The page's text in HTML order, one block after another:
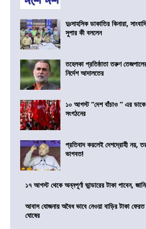
দুঃসাহসিক ডাকাতির কিনারা,
সুপার কী বললেন
তহেলকা প্রতিষ্ঠাতা তরুণ
নির্দেশ আদালতের
১০ আগস্ট “দেশ বাঁচাও ” এর ডাকে
সংগঠনের
প্রতিবাদ করলেই দেশদ্রোহী নয়,
ভাগবত!
১৭ আগস্ট থেকে অন্নপূর্ণা ভান্ডারের টাকা পাবেন,
আবাস যোজনায় অবৈধ ভাবে নেওয়া বাড়ির টাকা ফেরত
ঘোষের